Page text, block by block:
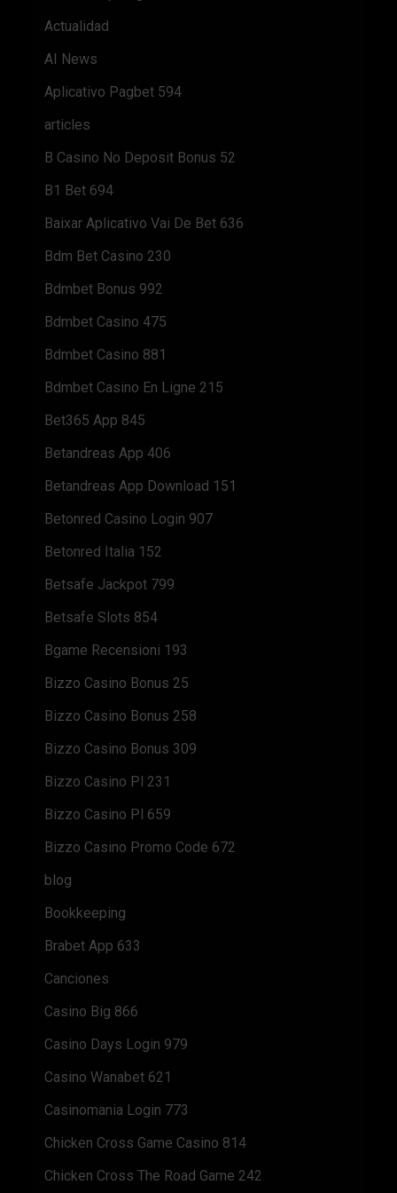
Actualidad
AI News
Aplicativo Pagbet 594
articles
B Casino No Deposit Bonus 52
B1 Bet 694
Baixar Aplicativo Vai De Bet 636
Bdm Bet Casino 230
Bdmbet Bonus 992
Bdmbet Casino 475
Bdmbet Casino 881
Bdmbet Casino En Ligne 215
Bet365 App 845
Betandreas App 406
Betandreas App Download 151
Betonred Casino Login 907
Betonred Italia 152
Betsafe Jackpot 799
Betsafe Slots 854
Bgame Recensioni 193
Bizzo Casino Bonus 25
Bizzo Casino Bonus 258
Bizzo Casino Bonus 309
Bizzo Casino Pl 231
Bizzo Casino Pl 659
Bizzo Casino Promo Code 672
blog
Bookkeeping
Brabet App 633
Canciones
Casino Big 866
Casino Days Login 979
Casino Wanabet 621
Casinomania Login 773
Chicken Cross Game Casino 814
Chicken Cross The Road Game 242